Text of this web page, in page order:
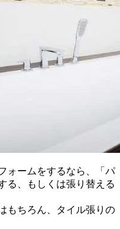
ォームをするなら、「パ
る、もしくは張り替える
もちろん、タイル張りの